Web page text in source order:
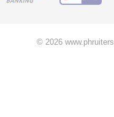
© 2026